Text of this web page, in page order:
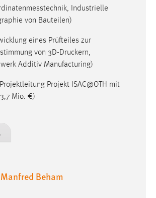
Industrielle
von Bauteilen)
eines Prüfteiles zur
von 3D-Druckern,
Additiv Manufacturing)
Projekt ISAC@OTH mit
Mio. €)
Beham